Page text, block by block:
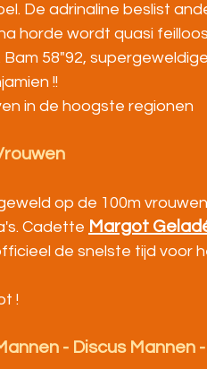
De adrinaline beslist
horde wordt quasi
58"92,
!!
in de hoogste regionen
op de 100m
Cadette Margot
de snelste tijd voor
!
- Discus Mannen